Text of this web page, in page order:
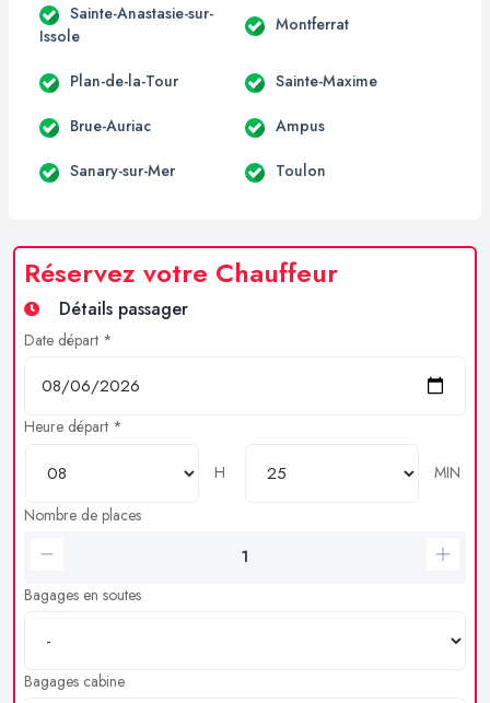
Sainte-Anastasie-sur-
Issole
Montferrat
Plan-de-la-Tour Sainte-Maxime
Brue-Auriac Ampus
Sanary-sur-Mer Toulon
Réservez votre Chauffeur
Détails passager
Date départ *
Heure départ *
H
MIN
Nombre de places
Bagages en soutes
Bagages cabine